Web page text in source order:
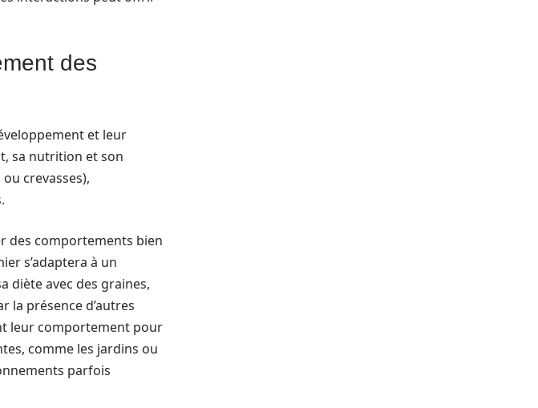
des
et leur
sa nutrition et son
crevasses),
des comportements bien
s’adaptera à un
diète avec des graines,
la présence d’autres
leur comportement pour
comme les jardins ou
parfois